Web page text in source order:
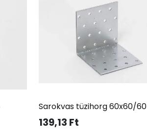
Sarokvas tüzihorg 60x60/60
139,13 Ft